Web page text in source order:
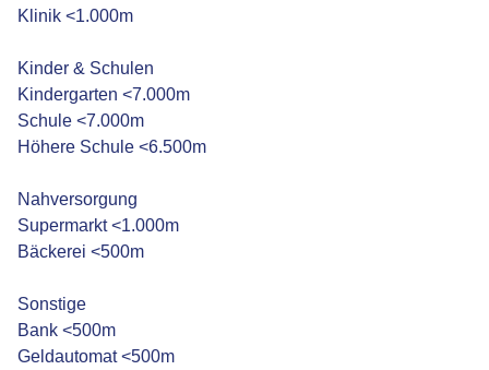
Klinik <1.000m
Kinder & Schulen
Kindergarten <7.000m
Schule <7.000m
Höhere Schule <6.500m
Nahversorgung
Supermarkt <1.000m
Bäckerei <500m
Sonstige
Bank <500m
Geldautomat <500m